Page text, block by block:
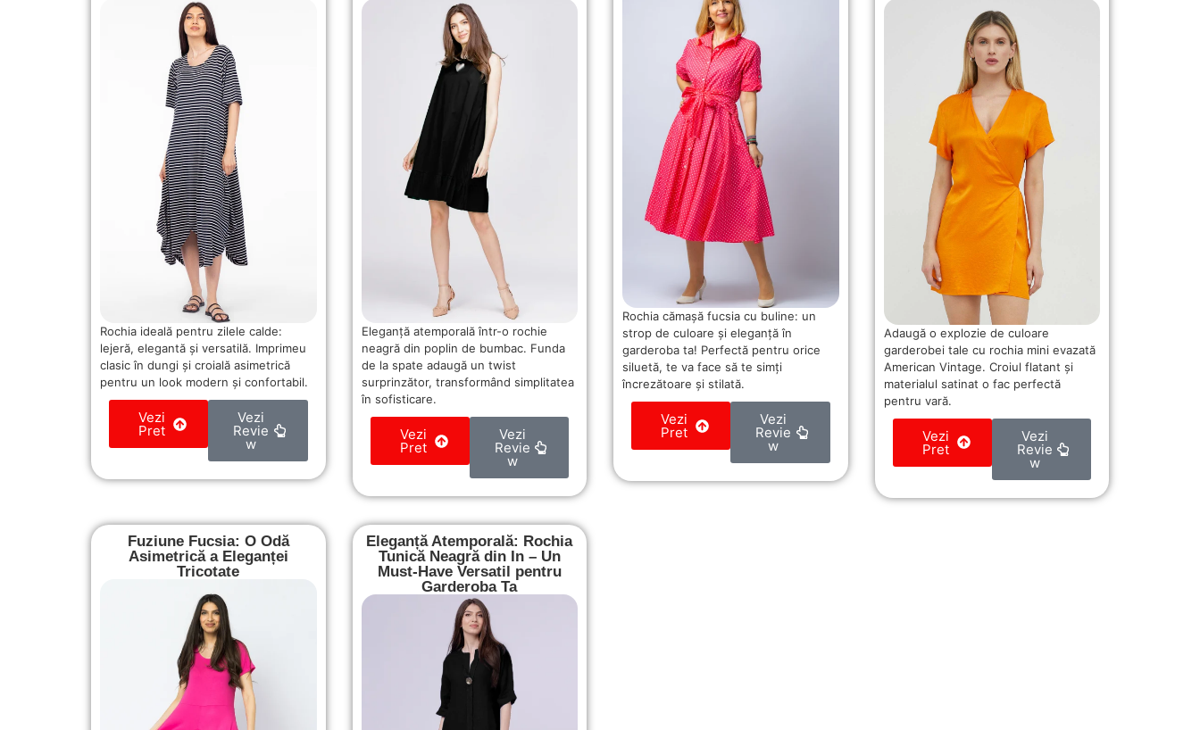
Rochia ideală pentru zilele calde:
lejeră, elegantă și versatilă. Imprimeu
clasic în dungi și croială asimetrică
pentru un look modern și confortabil.
Vezi
Pret
Vezi
Revie
w
Eleganță atemporală într-o rochie
neagră din poplin de bumbac. Funda
de la spate adaugă un twist
surprinzător, transformând simplitatea
în sofisticare.
Vezi
Pret
Vezi
Revie
w
Rochia cămașă fucsia cu buline: un
strop de culoare și eleganță în
garderoba ta! Perfectă pentru orice
siluetă, te va face să te simți
încrezătoare și stilată.
Vezi
Pret
Vezi
Revie
w
Adaugă o explozie de culoare
garderobei tale cu rochia mini evazată
American Vintage. Croiul flatant și
materialul satinat o fac perfectă
pentru vară.
Vezi
Pret
Vezi
Revie
w
Fuziune Fucsia: O Odă
Asimetrică a Eleganței
Tricotate
Eleganță Atemporală: Rochia
Tunică Neagră din In – Un
Must-Have Versatil pentru
Garderoba Ta